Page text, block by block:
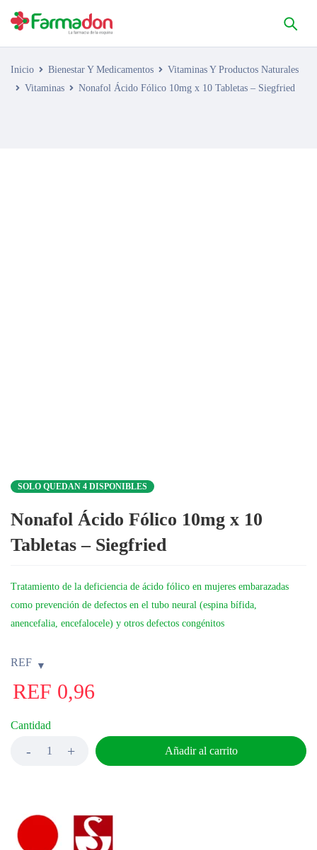
Inicio Bienestar Y Medicamentos
Vitaminas Y Productos Naturales
Vitaminas
Nonafol Ácido Fólico 10mg x 10 Tabletas – Siegfried
SOLO QUEDAN 4 DISPONIBLES
Nonafol Ácido Fólico 10mg x 10
Tabletas – Siegfried
Tratamiento de la deficiencia de ácido fólico en mujeres embarazadas
como prevención de defectos en el tubo neural (espina bífida,
anencefalia, encefalocele) y otros defectos congénitos
REF
REF 0,96
Cantidad
Añadir al carrito